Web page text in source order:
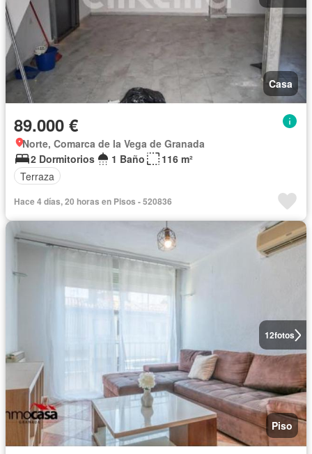
Casa
89.000 €
Norte, Comarca de la Vega de Granada
2 Dormitorios
1 Baño
116 m²
Terraza
Hace 4 días, 20 horas en Pisos - 520836
12fotos
Piso